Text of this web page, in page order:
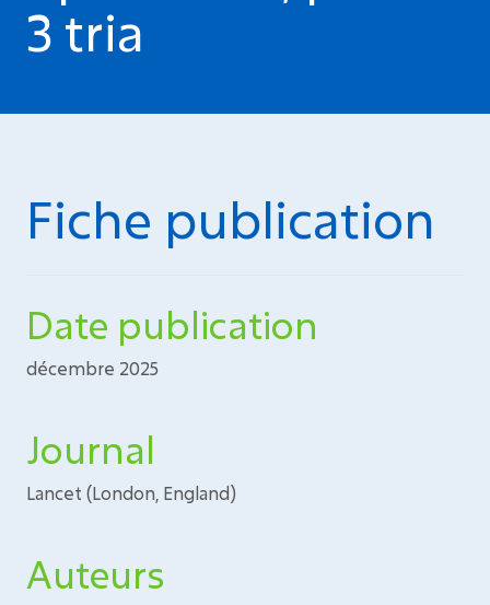
3 tria
Fiche publication
Date publication
décembre 2025
Journal
Lancet (London, England)
Auteurs